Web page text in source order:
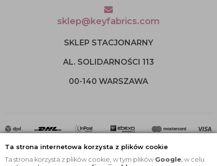
Ta strona internetowa korzysta z plików cookie
Ta strona korzysta z plików cookie, w tym plików Google , w celu
sklep@keyfabrics.com
SKLEP STACJONARNY
AL. SOLIDARNOŚCI 113
00-140 WARSZAWA